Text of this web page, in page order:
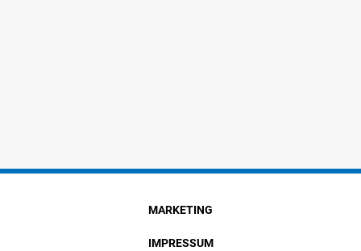
MARKETING
IMPRESSUM